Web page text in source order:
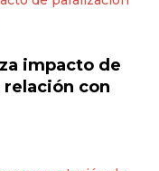
impacto de
relación con